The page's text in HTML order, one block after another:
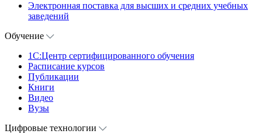
Электронная поставка для высших и средних учебных
заведений
Обучение
1С:Центр сертифицированного обучения
Расписание курсов
Публикации
Книги
Видео
Вузы
Цифровые технологии